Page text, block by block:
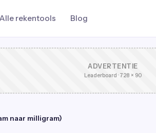
Alle rekentools Blog
ADVERTENTIE
Leaderboard · 728 × 90
naar milligram)